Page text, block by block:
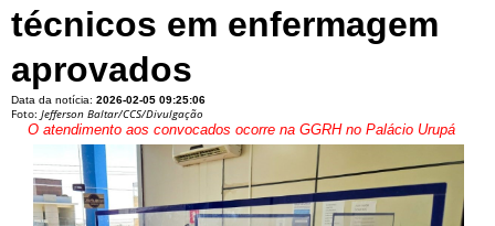
técnicos em enfermagem
aprovados
Data da notícia: 2026-02-05 09:25:06
Foto: Jefferson Baltar/CCS/Divulgação
O atendimento aos convocados ocorre na GGRH no Palácio Urupá